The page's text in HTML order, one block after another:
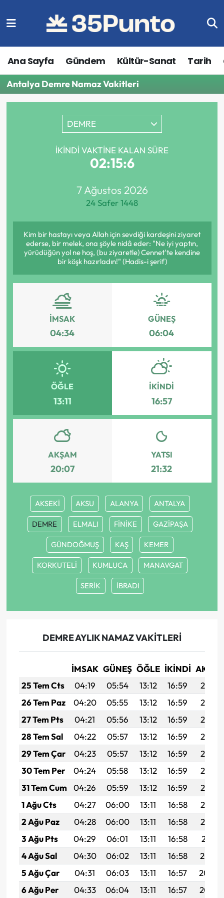
Ana Sayfa Gündem Kültür-Sanat Tarih
Antalya Demre Namaz Vakitleri
DEMRE
İKINDI VAKTINE KALAN SÜRE
02:15:6
7 Ağustos 2026
24 Safer 1448
Kim bir hastayı veya Allah için sevdiği kardeşini ziyaret
ederse, bir melek, ona şöyle nidâ eder: "Ne iyi yaptın,
yürüdüğün yol ne hoş, (bu ziyaretle) Cennet'te kendine
bir köşk hazırladın!" (Hadis-i şerif)
İMSAK
04:34
GÜNEŞ
06:04
ÖĞLE
13:11
İKINDI
16:57
AKŞAM
20:07
YATSI
21:32
AKSEKİ AKSU ALANYA ANTALYA
DEMRE ELMALI FİNİKE GAZİPAŞA
GÜNDOĞMUŞ KAŞ KEMER
KORKUTELİ KUMLUCA MANAVGAT
SERİK İBRADI
DEMRE AYLIK NAMAZ VAKITLERI
İMSAK GÜNEŞ ÖĞLE İKINDI
25 Tem Cts
04:19 05:54 13:12 16:59
20:19
26 Tem Paz
04:20 05:55 13:12 16:59
20:18
27 Tem Pts
04:21 05:56 13:12 16:59
20:18
28 Tem Sal
04:22 05:57 13:12 16:59
20:17
29 Tem Çar
04:23 05:57 13:12 16:59
20:16
30 Tem Per
04:24 05:58 13:12 16:59
20:15
31 Tem Cum
04:26 05:59 13:12 16:59
20:14
1 Ağu Cts
04:27 06:00 13:11 16:58
20:13
2 Ağu Paz
04:28 06:00 13:11 16:58
20:12
3 Ağu Pts
04:29 06:01 13:11 16:58
20:11
4 Ağu Sal
04:30 06:02 13:11 16:58
20:10
5 Ağu Çar
04:31 06:03 13:11 16:57
20:09
6 Ağu Per
04:33 06:04 13:11 16:57 20:08